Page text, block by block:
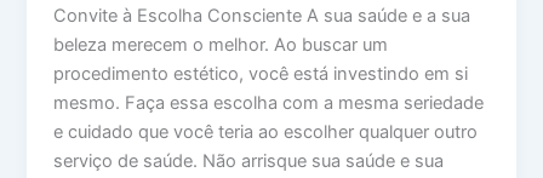
Convite à Escolha Consciente A sua saúde e a sua
beleza merecem o melhor. Ao buscar um
procedimento estético, você está investindo em si
mesmo. Faça essa escolha com a mesma seriedade
e cuidado que você teria ao escolher qualquer outro
serviço de saúde. Não arrisque sua saúde e sua